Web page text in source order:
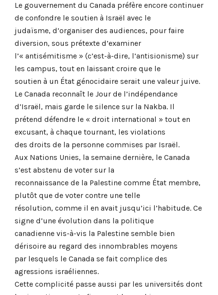
Le gouvernement du Canada préfère encore continuer
de confondre le soutien à Israël avec le
judaïsme, d’organiser des audiences, pour faire
diversion, sous prétexte d’examiner
l’« antisémitisme » (c’est-à-dire, l’antisionisme) sur
les campus, tout en laissant croire que le
soutien à un État génocidaire serait une valeur juive.
Le Canada reconnaît le Jour de l’indépendance
d’Israël, mais garde le silence sur la Nakba. Il
prétend défendre le « droit international » tout en
excusant, à chaque tournant, les violations
des droits de la personne commises par Israël.
Aux Nations Unies, la semaine dernière, le Canada
s’est abstenu de voter sur la
reconnaissance de la Palestine comme État membre,
plutôt que de voter contre une telle
résolution, comme il en avait jusqu’ici l’habitude. Ce
signe d’une évolution dans la politique
canadienne vis-à-vis la Palestine semble bien
dérisoire au regard des innombrables moyens
par lesquels le Canada se fait complice des
agressions israéliennes.
Cette complicité passe aussi par les universités dont